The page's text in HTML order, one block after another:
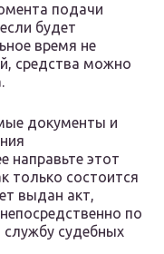
подачи
будет
время не
средства можно
документы и
направьте этот
только состоится
выдан акт,
по
судебных